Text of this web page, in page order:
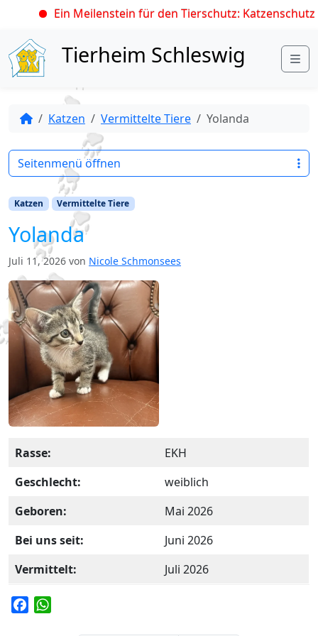
Ein Meilenstein für den Tierschutz:
Skip to content
Tierheim Schleswig
Katzen Vermittelte Tiere Yolanda
Katzen Vermittelte Tiere
Yolanda
Juli 11, 2026 von Nicole Schmonsees
Rasse:
EKH
Geschlecht:
weiblich
Geboren:
Mai 2026
Bei uns seit:
Juni 2026
Vermittelt:
Juli 2026
Seitenmenü öffnen